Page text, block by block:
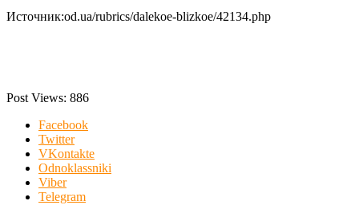
Источник:od.ua/rubrics/dalekoe-blizkoe/42134.php
Post Views: 886
Facebook
Twitter
VKontakte
Odnoklassniki
Viber
Telegram